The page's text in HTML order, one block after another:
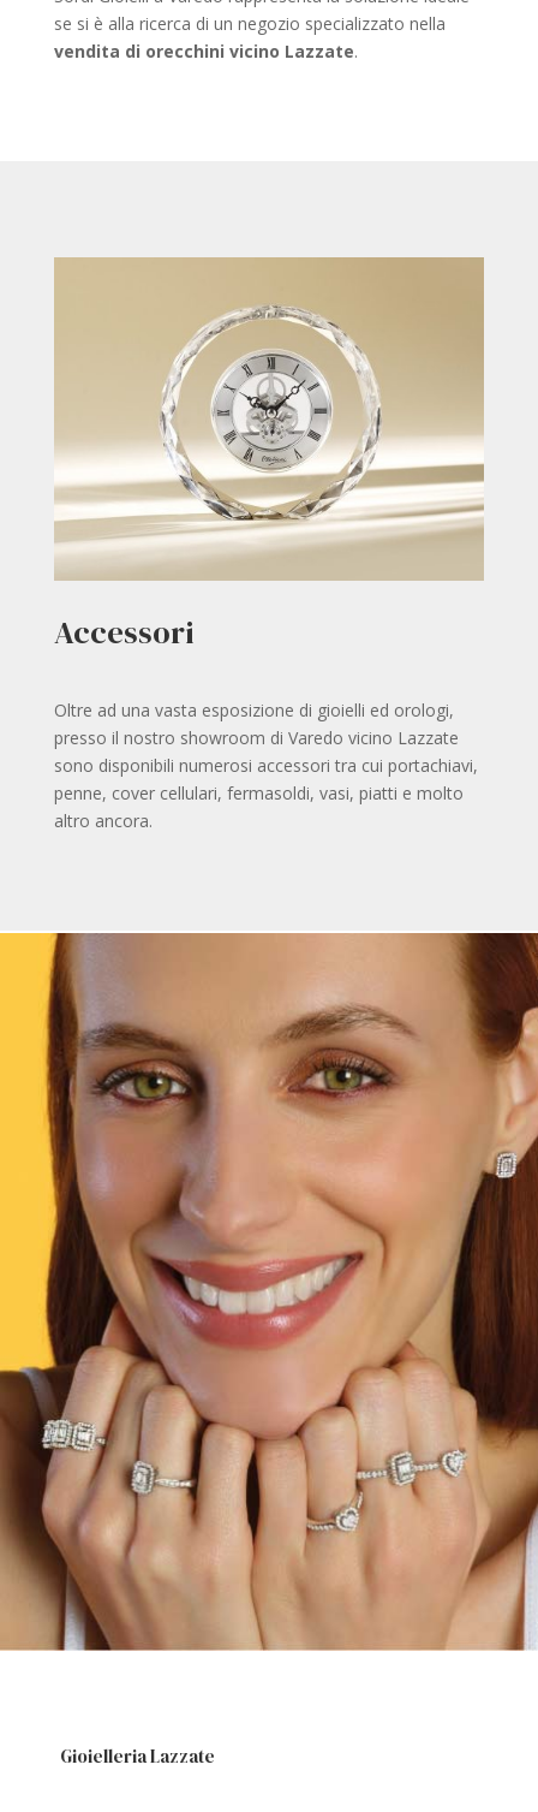
se si è alla ricerca di un negozio specializzato nella
vendita di orecchini vicino Lazzate.
Accessori
Oltre ad una vasta esposizione di gioielli ed orologi,
presso il nostro showroom di Varedo vicino Lazzate
sono disponibili numerosi accessori tra cui portachiavi,
penne, cover cellulari, fermasoldi, vasi, piatti e molto
altro ancora.
Gioielleria Lazzate